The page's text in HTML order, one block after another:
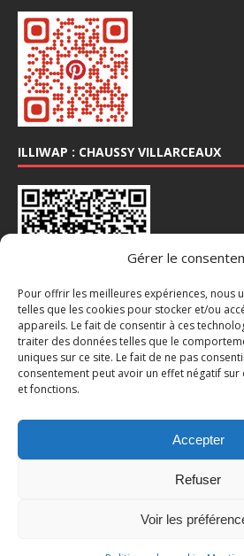
Gérer le
Pour offrir les meilleures expériences, nous
telles que les cookies pour stocker et/ou
appareils. Le fait de consentir à ces
traiter des données telles que le
uniques sur ce site. Le fait de ne pas
consentement peut avoir un effet négatif
et fonctions.
Accepter
Refuser
Voir les
ILLIWAP : CHAUSSY VILLARCEAUX
INSTA : @CHAUSSY_VILLARCEAUX
© Mairie de Chaussy (95) |